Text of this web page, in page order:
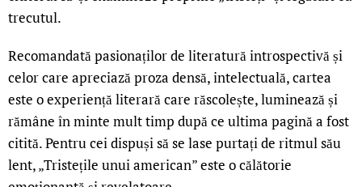
trecutul.
Recomandată pasionaților de literatură introspectivă și
celor care apreciază proza densă, intelectuală, cartea
este o experiență literară care răscolește, luminează și
rămâne în minte mult timp după ce ultima pagină a fost
citită. Pentru cei dispuși să se lase purtați de ritmul său
lent, „Tristețile unui american” este o călătorie